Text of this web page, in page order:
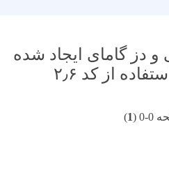
دز گامای ایجاد شده
از چشمه ی p-Li با استفاده از کد ۲٫۶
(
1
)